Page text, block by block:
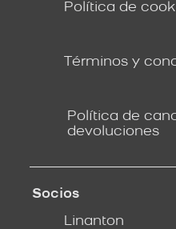
Política de
Términos y
Política de
devoluciones
Socios
Linanton